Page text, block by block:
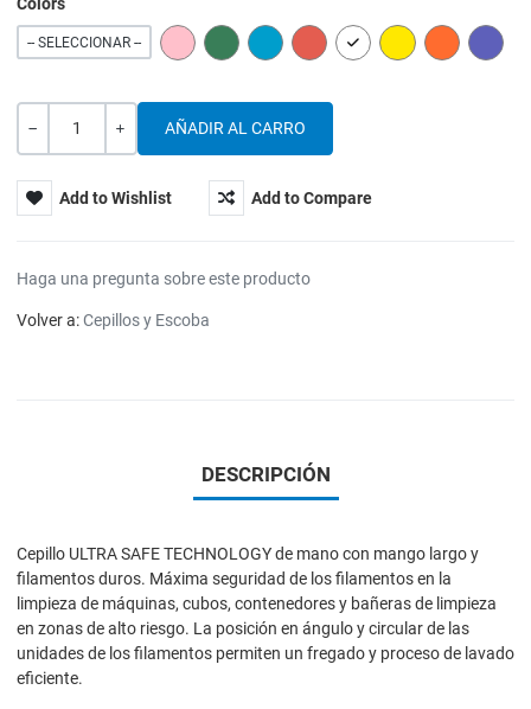
Colors
-- SELECCIONAR -- PINK GREEN BLUE RED WHITE YELLOW ORANGE
Cantidad
Add to Wishlist Add to Compare
Haga una pregunta sobre este producto
Volver a:Cepillos y Escoba
DESCRIPCIÓN
Cepillo ULTRA SAFE TECHNOLOGY de mano con mango largo y
filamentos duros. Máxima seguridad de los filamentos en la
limpieza de máquinas, cubos, contenedores y bañeras de limpieza
en zonas de alto riesgo. La posición en ángulo y circular de las
unidades de los filamentos permiten un fregado y proceso de lavado
eficiente.